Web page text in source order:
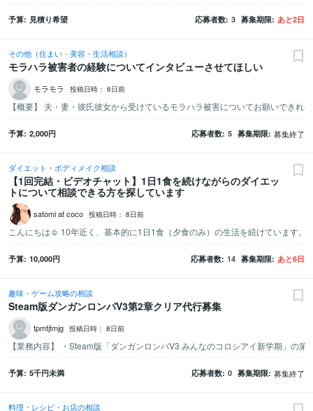
予算 見積り希望 応募者数 3 募集期限 あと2日
その他（住まい・美容・生活相談）
モラハラ被害者の経験についてインタビューさせてほしい
モラモラ 投稿日時： 6日前
予算 2,000円 応募者数 5 募集期限 募集終了
ダイエット・ボディメイク相談
【1回完結・ビデオチャット】1日1食を続けながらのダイエッ
トについて相談できる方を探しています
satomi at coco 投稿日時： 8日前
予算 10,000円 応募者数 14 募集期限 あと6日
趣味・ゲーム攻略の相談
Steam版ダンガンロンパV3第2章クリア代行募集
tpmtjtmjg 投稿日時： 8日前
予算 5千円未満 応募者数 0 募集期限 募集終了
料理・レシピ・お店の相談